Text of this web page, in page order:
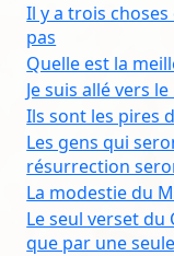
Il y a trois
pas
Quelle est la
Je suis allé vers
Ils sont les pires
Les gens qui
résurrection
La modestie du
Le seul verset
que par une